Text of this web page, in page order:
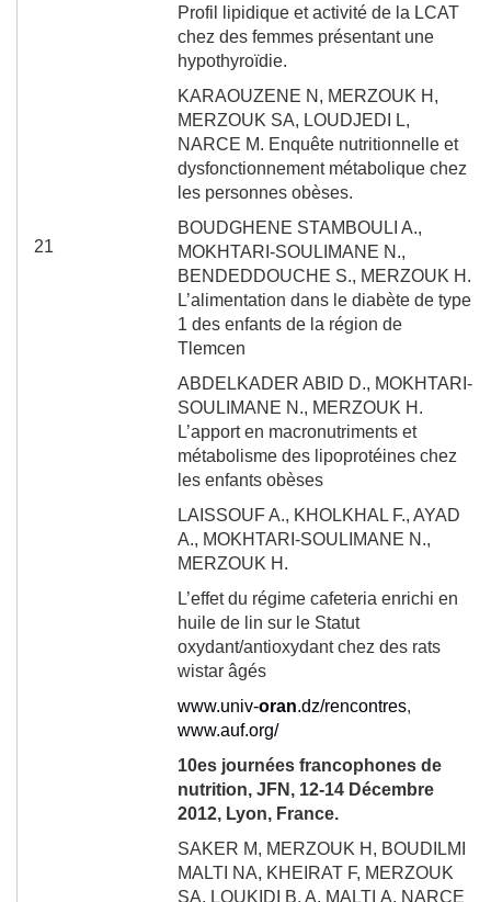
21
Profil lipidique et activité de la LCAT
chez des femmes présentant une
hypothyroïdie.
KARAOUZENE N, MERZOUK H,
MERZOUK SA, LOUDJEDI L,
NARCE M. Enquête nutritionnelle et
dysfonctionnement métabolique chez
les personnes obèses.
BOUDGHENE STAMBOULI A.,
MOKHTARI-SOULIMANE N.,
BENDEDDOUCHE S., MERZOUK H.
L’alimentation dans le diabète de type
1 des enfants de la région de
Tlemcen
ABDELKADER ABID D., MOKHTARI-
SOULIMANE N., MERZOUK H.
L’apport en macronutriments et
métabolisme des lipoprotéines chez
les enfants obèses
LAISSOUF A., KHOLKHAL F., AYAD
A., MOKHTARI-SOULIMANE N.,
MERZOUK H.
L’effet du régime cafeteria enrichi en
huile de lin sur le Statut
oxydant/antioxydant chez des rats
wistar âgés
www.univ-oran.dz/rencontres,
www.auf.org/
10es journées francophones de
nutrition, JFN, 12-14 Décembre
2012, Lyon, France.
SAKER M, MERZOUK H, BOUDILMI
MALTI NA, KHEIRAT F, MERZOUK
SA, LOUKIDI
B, A. MALTI A, NARCE